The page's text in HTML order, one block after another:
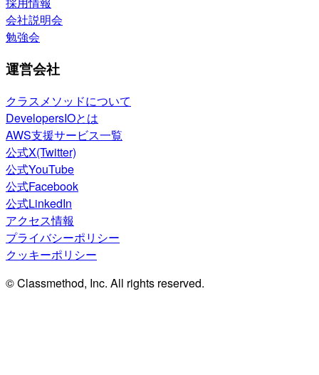
会社説明会
勉強会
運営会社
クラスメソッドについて
DevelopersIOとは
AWS支援サービス一覧
公式X(Twitter)
公式YouTube
公式Facebook
公式LinkedIn
アクセス情報
プライバシーポリシー
クッキーポリシー
© Classmethod, Inc. All rights reserved.